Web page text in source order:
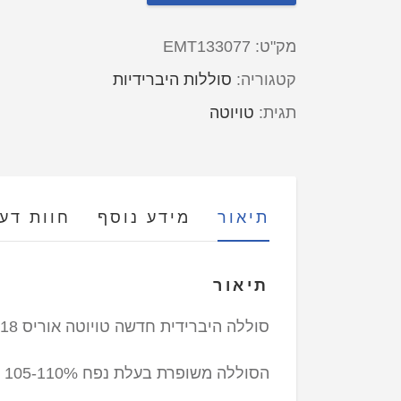
מק"ט: EMT133077
קטגוריה: סוללות היברידיות
תגית: טויוטה
תיאור מידע נוסף חוות
תיאור
סוללה היברידית חדשה טויוטה אוריס 2013-2018
הסוללה משופרת בעלת נפח 105-110% מהסוללה החדשה המקורית